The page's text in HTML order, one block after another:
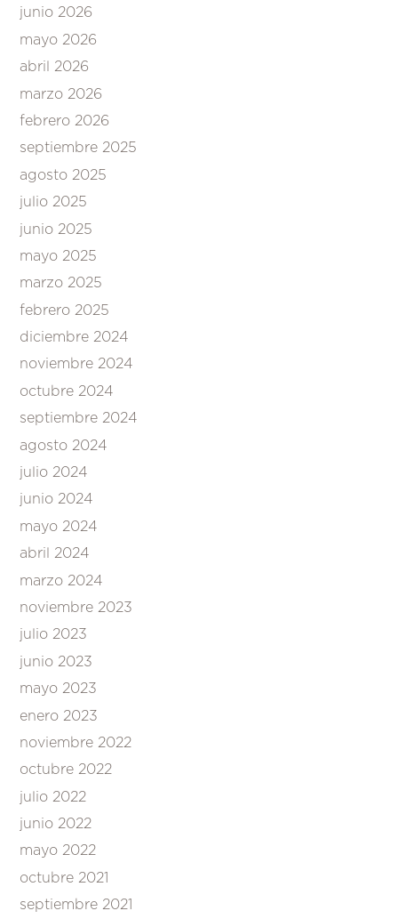
junio 2026
mayo 2026
abril 2026
marzo 2026
febrero 2026
septiembre 2025
agosto 2025
julio 2025
junio 2025
mayo 2025
marzo 2025
febrero 2025
diciembre 2024
noviembre 2024
octubre 2024
septiembre 2024
agosto 2024
julio 2024
junio 2024
mayo 2024
abril 2024
marzo 2024
noviembre 2023
julio 2023
junio 2023
mayo 2023
enero 2023
noviembre 2022
octubre 2022
julio 2022
junio 2022
mayo 2022
octubre 2021
septiembre 2021